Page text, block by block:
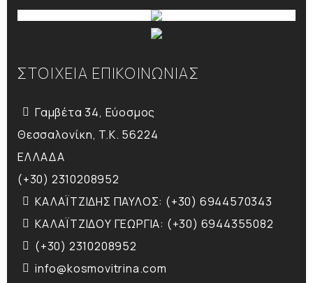
ΣΤΟΙΧΕΙΑ ΕΠΙΚΟΙΝΩΝΙΑΣ
Γαμβέτα 34, Εύοσμος
Θεσσαλονίκη, T.K. 56224
ΕΛΛΑΔΑ
(+30) 2310208952
ΚΑΛΑΪΤΖΙΔΗΣ ΠΑΥΛΟΣ: (+30) 6944570343
ΚΑΛΑΪΤΖΙΔΟΥ ΓΕΩΡΓΙΑ: (+30) 6944355082
(+30) 2310208952
info@kosmovitrina.com